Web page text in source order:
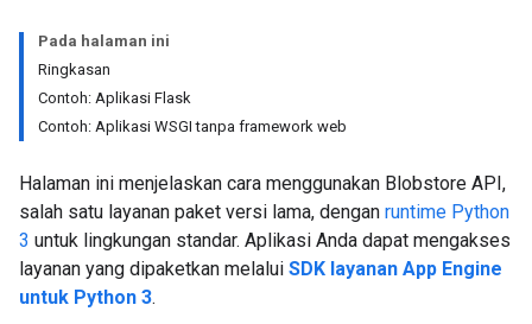
Pada halaman ini
Ringkasan
Contoh: Aplikasi Flask
Contoh: Aplikasi WSGI tanpa framework web
Halaman ini menjelaskan cara menggunakan Blobstore API,
salah satu layanan paket versi lama, dengan runtime Python
3 untuk lingkungan standar. Aplikasi Anda dapat mengakses
layanan yang dipaketkan melalui SDK layanan App Engine
untuk Python 3.